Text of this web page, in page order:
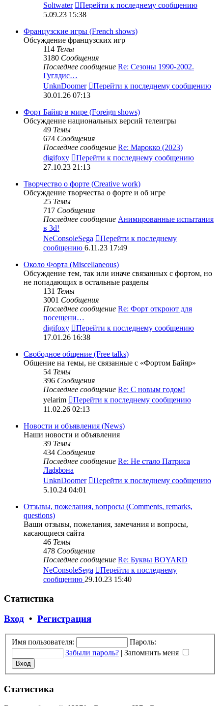
Soltwater
Перейти к последнему сообщению
5.09.23 15:38
Французские игры (French shows)
Обсуждение французских игр
114 Темы
3180 Сообщения
Последнее сообщение Re: Сезоны 1990-2002.
Гуглдис…
UnknDoomer
Перейти к последнему сообщению
30.01.26 07:13
Форт Байяр в мире (Foreign shows)
Обсуждение национальных версий телеигры
49 Темы
674 Сообщения
Последнее сообщение Re: Марокко (2023)
digifoxy
Перейти к последнему сообщению
27.10.23 21:13
Творчество о форте (Creative work)
Обсуждение творчества о форте и об игре
25 Темы
717 Сообщения
Последнее сообщение Анимированные испытания
в 3d!
NeConsoleSega
Перейти к последнему
сообщению 6.11.23 17:49
Около Форта (Miscellaneous)
Обсуждение тем, так или иначе связанных с фортом, но
не попадающих в остальные разделы
131 Темы
3001 Сообщения
Последнее сообщение Re: Форт откроют для
посещени…
digifoxy
Перейти к последнему сообщению
17.01.26 16:38
Свободное общение (Free talks)
Общение на темы, не связанные с «Фортом Байяр»
54 Темы
396 Сообщения
Последнее сообщение Re: С новым годом!
yelarim
Перейти к последнему сообщению
11.02.26 02:13
Новости и объявления (News)
Наши новости и объявления
39 Темы
434 Сообщения
Последнее сообщение Re: Не стало Патриса
Лаффона
UnknDoomer
Перейти к последнему сообщению
5.10.24 04:01
Отзывы, пожелания, вопросы (Comments, remarks,
questions)
Ваши отзывы, пожелания, замечания и вопросы,
касающиеся сайта
46 Темы
478 Сообщения
Последнее сообщение Re: Буквы BOYARD
NeConsoleSega
Перейти к последнему
сообщению 29.10.23 15:40
Статистика
Вход • Регистрация
Имя пользователя:
Пароль:
Забыли пароль? | Запомнить меня
Статистика